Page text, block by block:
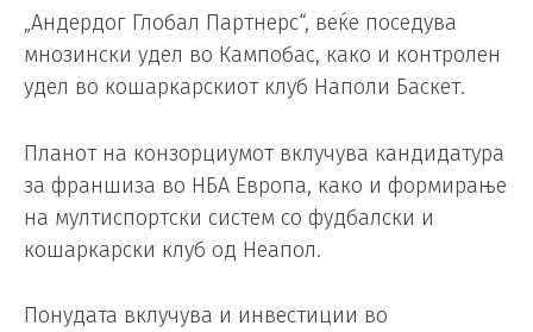
„Андердог Глобал Партнерс“, веќе поседува
мнозински удел во Кампобас, како и контролен
удел во кошаркарскиот клуб Наполи Баскет.
Планот на конзорциумот вклучува кандидатура
за франшиза во НБА Европа, како и формирање
на мултиспортски систем со фудбалски и
кошаркарски клуб од Неапол.
Понудата вклучува и инвестиции во